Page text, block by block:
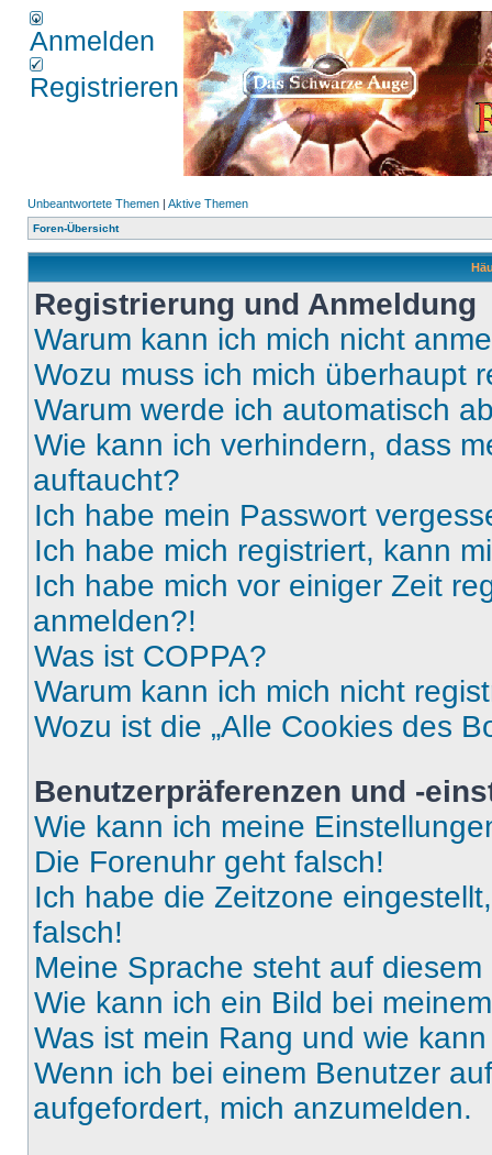
Anmelden
Registrieren
Unbeantwortete Themen | Aktive Themen
Foren-Übersicht
Registrierung und Anmeldung
Warum kann ich mich nicht
Wozu muss ich mich überhaupt
Warum werde ich automatisch
Wie kann ich verhindern, dass
auftaucht?
Ich habe mein Passwort
Ich habe mich registriert, kann
Ich habe mich vor einiger Zeit
anmelden?!
Was ist COPPA?
Warum kann ich mich nicht
Wozu ist die „Alle Cookies des
Benutzerpräferenzen und -
Wie kann ich meine
Die Forenuhr geht falsch!
Ich habe die Zeitzone
falsch!
Meine Sprache steht auf
Wie kann ich ein Bild bei
Was ist mein Rang und wie
Wenn ich bei einem Benutzer
aufgefordert, mich anzumelden.